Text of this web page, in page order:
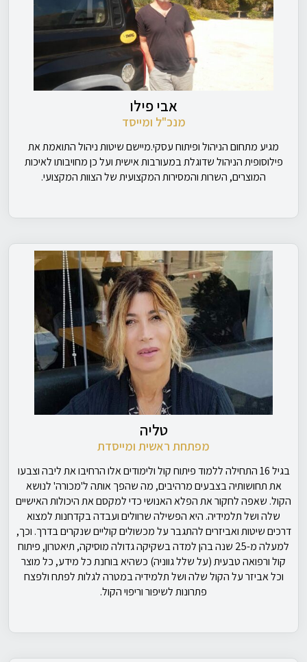
אבי פילו
מנכ"ל ומייסד
מגיע מתחום הניהול ופיתוח עסקי.מיישם שיטות ניהול התואמת את
פילוסופית הניהול שדוגלת במעורבות אישית ועל כן מחויבותו לאיכות
המוצרים, השרות והמסירות המקצועית של הצוות המקצועי.
טליה
מפתחת ראשית ומייסדת
בגיל 16 התחילה ללמוד פיתוח קול ולימודים אלו הרחיבו את ליבה וצבעו
את תחושותיה בצבעים מרהיבים, מה שהפך אותה ל'מכורה' לנושא
הקול. שאפה לחקור את הפלא האנושי כדי למקסם את היכולות האישיים
שלה ושל תלמידיה. היא הפשילה שרוולים ועבדה בקדחנות למצוא
דרכים שיטות ואביזרים להתגבר על מכשולים קוליים שנקרים בדרך. וכך,
למעלה מ-25 שנה בהן למדה בשקיקה גדולה מוסיקה, תיאטרון, פיתוח
קול ורפואה טבעית (על שלל גווניה) כשהיא בוחנת כל מידע, כל מוצר
וכל אביזר על הקול שלה ושל תלמידיה במטרה לגלות לפתח ולפצח
פתרונות לשיפור וריפוי הקול.